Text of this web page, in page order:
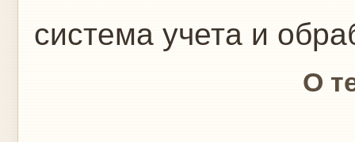
система учета и
О